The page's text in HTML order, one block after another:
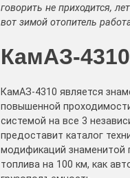
говорить не приходится,
вот зимой отопитель
КамАЗ-4310
КамАЗ-4310 является
повышенной
системой на все 3
предоставит каталог
модификаций знаменитой
топлива на 100 км, как